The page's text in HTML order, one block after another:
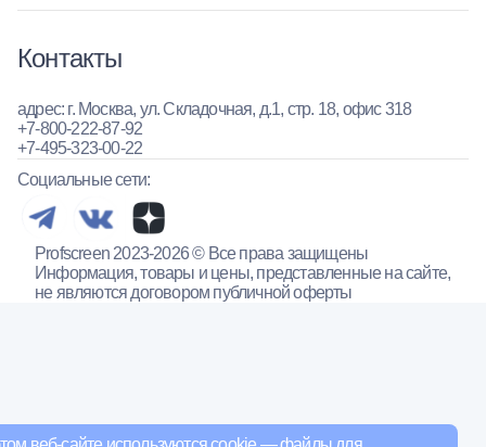
Контакты
адрес: г. Москва, ул. Складочная, д.1, стр. 18, офис 318
+7-800-222-87-92
+7-495-323-00-22
Социальные сети:
Profscreen 2023-2026 © Все права защищены
Информация, товары и цены, представленные на сайте,
не являются договором публичной оферты